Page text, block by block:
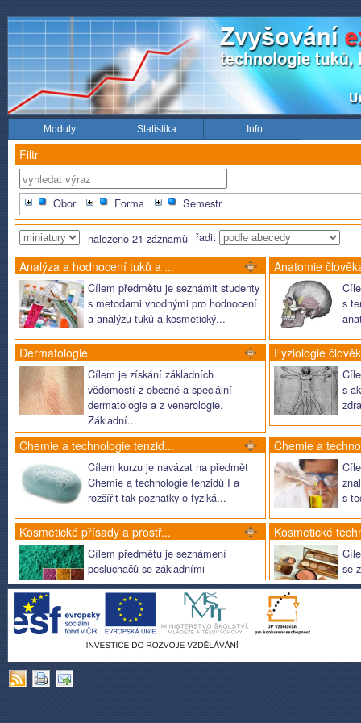
Moduly Statistika Info
Filtr
Obor Forma Semestr
nalezeno 21 záznamù řadit
Analýza a hodnocení tuků a ...
Cílem předmětu je seznámit studenty
s metodami vhodnými pro hodnocení
a analýzu tuků a kosmetický...
Anatomie
s
Dermatologie
Cílem je získání základních
vědomostí z obecné a speciální
dermatologie a z venerologie.
Základní...
Fyziologie
s
Chemie a technologie tenzid...
Cílem kurzu je navázat na předmět
Chemie a technologie tenzidů I a
rozšířit tak poznatky o fyziká...
Chemie a
s
Kosmetické přísady a prostř...
Cílem předmětu je seznámení
posluchačů se základními
ingrediencemi kosmetických
prostředků, různý...
Kosmetické
se
Laboratoř v oboru I
Cílem kurzu je prohloubení
praktických dovedností a ověření
Laboratoř v